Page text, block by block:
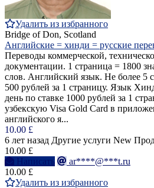
Удалить из избранного
Bridge of Don, Scotland
Английские = хинди = русские
Переводы коммерческой,
документации. 1 страница = 1800
слов. Английский язык. Не более 5
500 рублей за 1 страницу. Язык
день по ставке 1000 рублей за 1
узбекскую Visa Gold Card в
английского я...
10.00 £
6 лет назад Другие услуги New
10.00 £
Написать
ar****@***t.ru
10.00 £
Удалить из избранного